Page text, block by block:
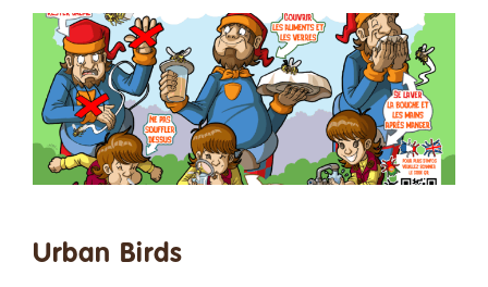
Urban Birds